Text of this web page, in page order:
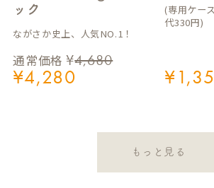
ック
通常価格 ¥4,680
¥4,280
ながさか史上、人気NO.1！
¥
(専用ケー
代330円)
もっと見る